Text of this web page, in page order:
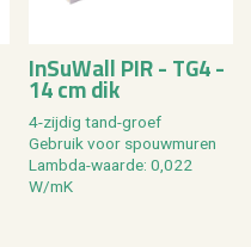
In­SuW­all PIR - TG4 -
14 cm dik
4-zij­dig tand-groef
Ge­bruik voor spouw­mu­ren
Lamb­da-waar­de: 0,022
W/mK